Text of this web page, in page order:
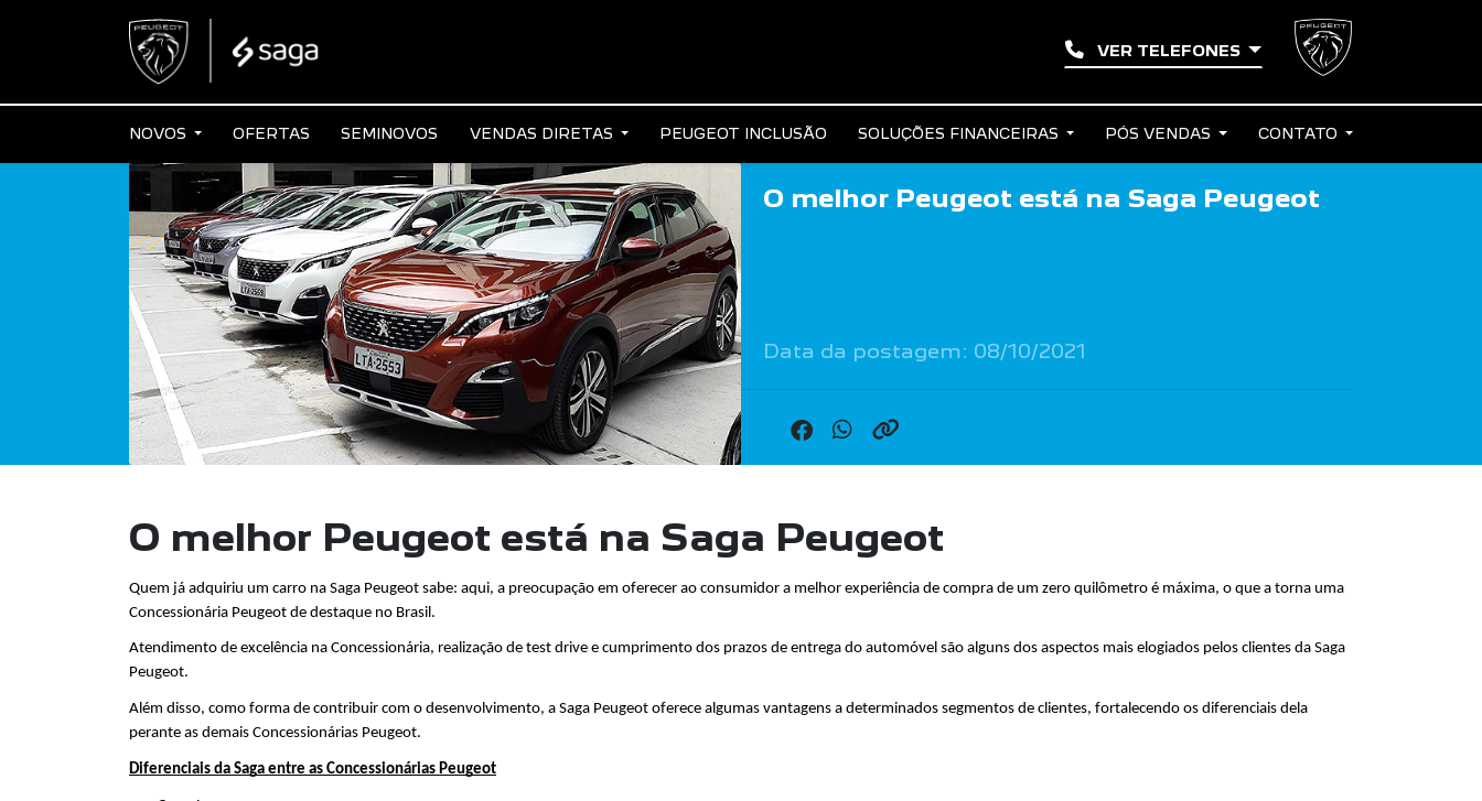
VER TELEFONES
NOVOS OFERTAS SEMINOVOS VENDAS DIRETAS PEUGEOT INCLUSÃO SOLUÇÕES FINANCEIRAS PÓS VENDAS CONTATO
O melhor Peugeot está na Saga Peugeot
Data da postagem: 08/10/2021
O melhor Peugeot está na Saga Peugeot
Quem já adquiriu um carro na Saga Peugeot sabe: aqui, a preocupação em oferecer ao consumidor a melhor experiência de compra de um zero quilômetro é máxima, o que a torna uma
Concessionária Peugeot de destaque no Brasil.
Atendimento de excelência na Concessionária, realização de test drive e cumprimento dos prazos de entrega do automóvel são alguns dos aspectos mais elogiados pelos clientes da Saga
Peugeot.
Além disso, como forma de contribuir com o desenvolvimento, a Saga Peugeot oferece algumas vantagens a determinados segmentos de clientes, fortalecendo os diferenciais dela
perante as demais Concessionárias Peugeot.
Diferenciais da Saga entre as Concessionárias Peugeot